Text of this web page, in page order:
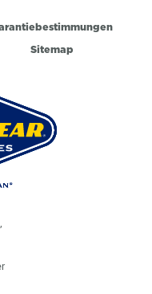
Sitemap